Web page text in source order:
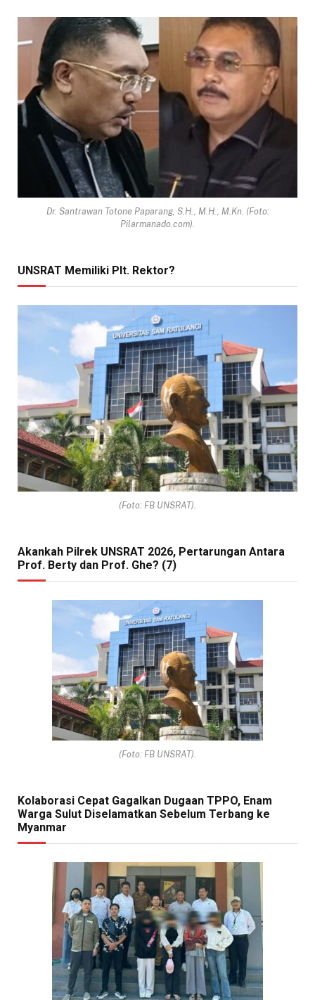
Dr. Santrawan Totone Paparang, S.H., M.H., M.Kn. (Foto:
Pilarmanado.com).
UNSRAT Memiliki Plt. Rektor?
(Foto: FB UNSRAT).
Akankah Pilrek UNSRAT 2026, Pertarungan Antara
Prof. Berty dan Prof. Ghe? (7)
(Foto: FB UNSRAT).
Kolaborasi Cepat Gagalkan Dugaan TPPO, Enam
Warga Sulut Diselamatkan Sebelum Terbang ke
Myanmar